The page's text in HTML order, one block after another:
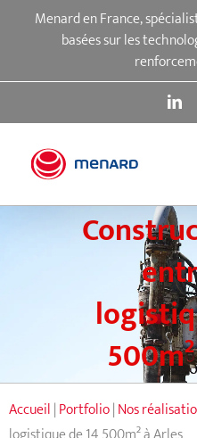
PasserMenard en France,
basées sur les
Accueil|Portfolio|Nos